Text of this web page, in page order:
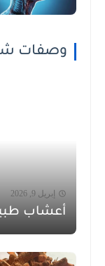
وصفات
إبريل 9, 2026
أعشاب